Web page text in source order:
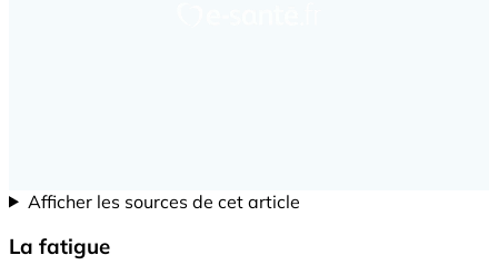
Afficher les sources de cet article
La fatigue